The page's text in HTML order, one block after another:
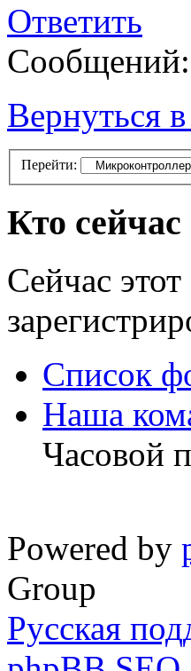
Ответить
Сообщений:
Вернуться
Перейти:
Кто
Сейчас
Список
Наша
Часовой
Powered by
Group
Русская